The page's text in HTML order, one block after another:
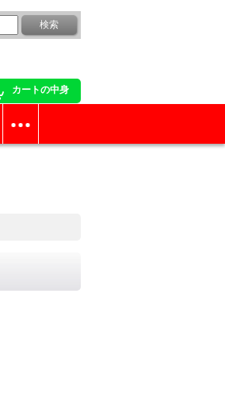
カートの中身